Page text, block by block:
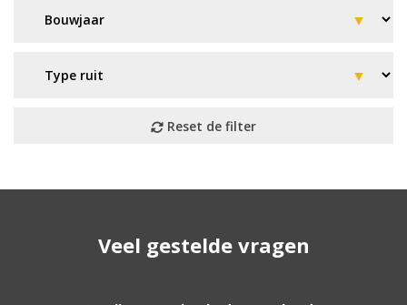
verder!Veel gestelde vragen